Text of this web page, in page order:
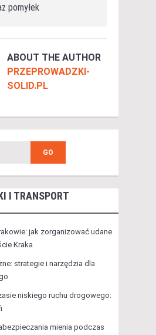
pomyłek
ABOUT THE AUTHOR
PRZEPROWADZKI-
SOLID.PL
I TRANSPORT
jak zorganizować udane
Kraka
strategie i narzędzia dla
niskiego ruchu drogowego:
mienia podczas